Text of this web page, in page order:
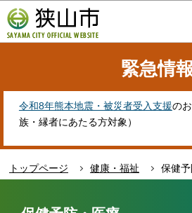
の
ペ
す
緊急情
令和8年熊本地震・被災者受入支援の
族・縁者にあたる方対象）
トップページ 健康・福祉
保健